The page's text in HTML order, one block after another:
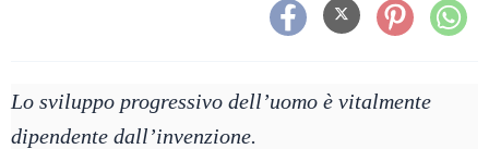
Lo sviluppo progressivo dell’uomo è vitalmente
dipendente dall’invenzione.